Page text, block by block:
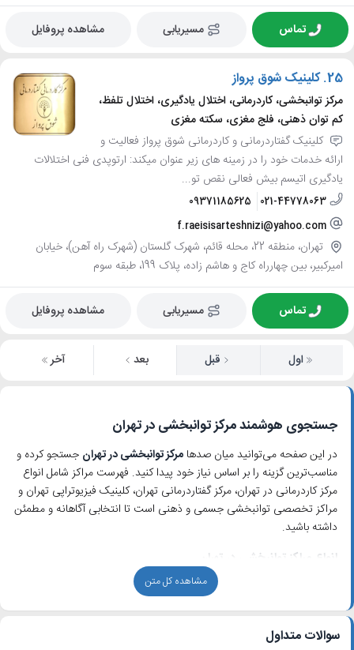
تماس مسیریابی مشاهده پروفایل
25. کلینیک شوق پرواز
مرکز توانبخشی، کاردرمانی، اختلال یادگیری، اختلال تلفظ،
کم توان ذهنی، فلج مغزی، سکته مغزی
کلینیک گفتاردرمانی و کاردرمانی شوق پرواز فعالیت و
ارائه خدمات خود را در زمینه های زیر عنوان میکند: ارتوپدی فنی اختلالات
یادگیری اتیسم بیش فعالی نقص تو...
021-44778063
09371185625
f.raeisisarteshnizi@yahoo.com
تهران، منطقه 22، محله قائم، شهرک گلستان (شهرک راه آهن)، خیابان
امیرکبیر، بین چهارراه کاج و هاشم زاده، پلاک 199، طبقه سوم
تماس مسیریابی مشاهده پروفایل
اول قبل بعد آخر
جستجوی هوشمند مرکز توانبخشی در تهران
در این صفحه می‌توانید میان صدهامرکز توانبخشی در تهران جستجو کرده و
مناسب‌ترین گزینه را بر اساس نیاز خود پیدا کنید. فهرست مراکز شامل انواع
مرکز کاردرمانی در تهران، مرکز گفتاردرمانی تهران، کلینیک فیزیوتراپی تهران و
مراکز تخصصی توانبخشی جسمی و ذهنی است تا انتخابی آگاهانه و مطمئن
داشته باشید.
انواع مراکز توانبخشی در تهران
در نتیجه‌های جستجو، ترکیبی از مراکز خصوصی، دولتی، خیریه و کلینیک‌های
چندرشته‌ای را مشاهده می‌کنید. برخی مراکز توانبخشی ویژه کودکان، برخی
مشکلات گفتاری تمرکز دارند. توضیحات کوتاه هر مرکز به شما کمک می‌کند
مشاهده کل متن
سوالات متداول